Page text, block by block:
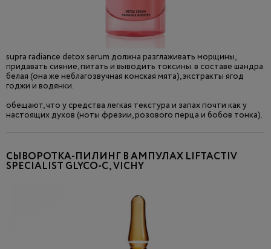
supra radiance detox serum должна разглаживать морщины,
придавать сияние, питать и выводить токсины. в составе шандра
белая (она же неблагозвучная конская мята), экстракты ягод
годжи и водянки.
обещают, что у средства легкая текстура и запах почти как у
настоящих духов (ноты фрезии, розового перца и бобов тонка).
СЫВОРОТКА-ПИЛИНГ В АМПУЛАХ LIFTACTIV
SPECIALIST GLYCO-C, VICHY